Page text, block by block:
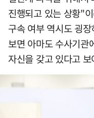
진행되고 있는 상황"
구속 여부 역시도 굉
보면 아마도 수사기관
자신을 갖고 있다고